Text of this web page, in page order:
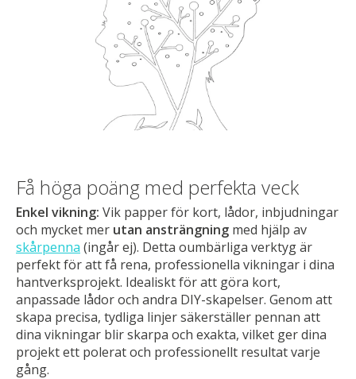
Få höga poäng med perfekta veck
Enkel vikning: Vik papper för kort, lådor, inbjudningar
och mycket mer utan ansträngning med hjälp av
skårpenna (ingår ej). Detta oumbärliga verktyg är
perfekt för att få rena, professionella vikningar i dina
hantverksprojekt. Idealiskt för att göra kort,
anpassade lådor och andra DIY-skapelser. Genom att
skapa precisa, tydliga linjer säkerställer pennan att
dina vikningar blir skarpa och exakta, vilket ger dina
projekt ett polerat och professionellt resultat varje
gång.